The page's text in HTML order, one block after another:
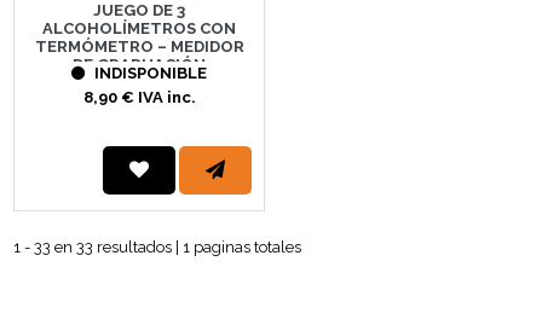
JUEGO DE 3
ALCOHOLÍMETROS CON
TERMÓMETRO – MEDIDOR
DE GRADUACIÓN
ALCOHÓLICA 0–100%
INDISPONIBLE
8,90 € IVA inc.
1 - 33 en 33 resultados | 1 paginas totales